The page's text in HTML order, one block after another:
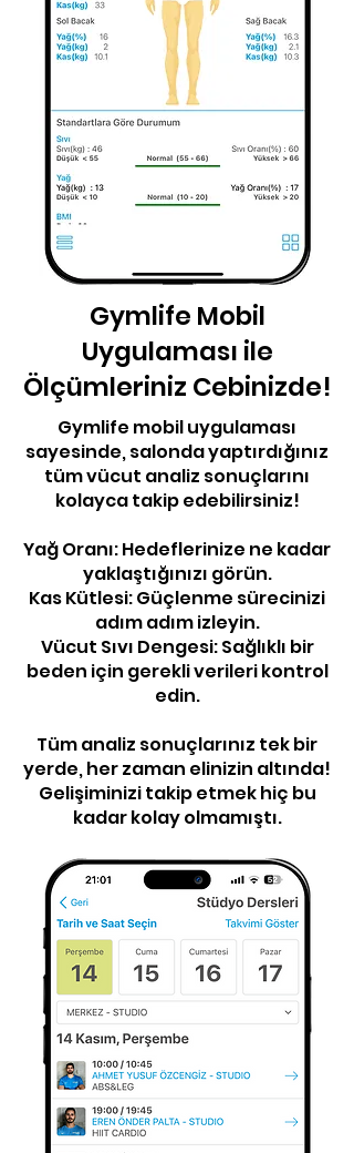
Gymlife Mobil
Uygulaması ile
Ölçümleriniz Cebinizde!
Gymlife mobil uygulaması
sayesinde, salonda yaptırdığınız
tüm vücut analiz sonuçlarını
kolayca takip edebilirsiniz!
Yağ Oranı: Hedeflerinize ne kadar
yaklaştığınızı görün.
Kas Kütlesi: Güçlenme sürecinizi
adım adım izleyin.
Vücut Sıvı Dengesi: Sağlıklı bir
beden için gerekli verileri kontrol
edin.
Tüm analiz sonuçlarınız tek bir
yerde, her zaman elinizin altında!
Gelişiminizi takip etmek hiç bu
kadar kolay olmamıştı.